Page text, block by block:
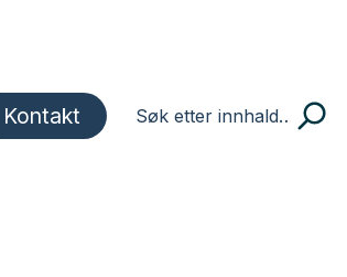
Kontakt